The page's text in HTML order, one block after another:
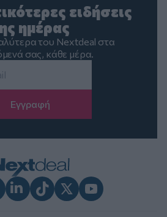
ειδήσεις
ημέρας
του Nextdeal στα
σας, κάθε μέρα.